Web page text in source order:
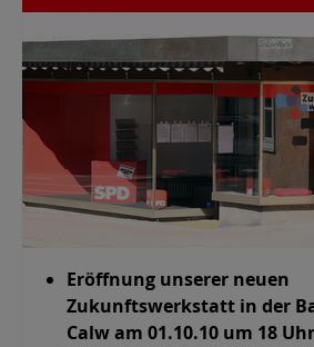
Eröffnung unserer neuen
Zukunftswerkstatt in der
Calw am 01.10.10 um 18 Uhr